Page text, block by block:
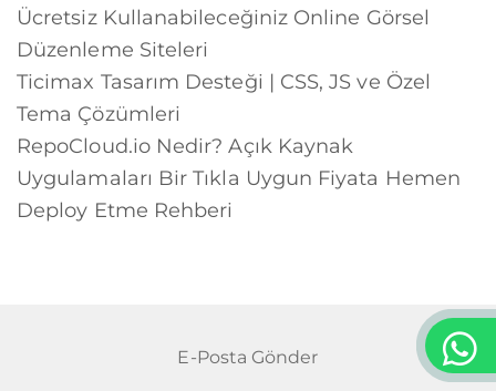
Ücretsiz Kullanabileceğiniz Online Görsel
Düzenleme Siteleri
Ticimax Tasarım Desteği | CSS, JS ve Özel
Tema Çözümleri
RepoCloud.io Nedir? Açık Kaynak
Uygulamaları Bir Tıkla Uygun Fiyata Hemen
Deploy Etme Rehberi
E-Posta Gönder